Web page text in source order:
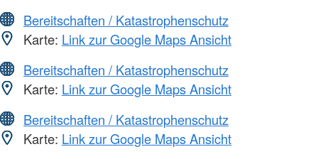
Bereitschaften / Katastrophenschutz
Karte: Link zur Google Maps Ansicht
Bereitschaften / Katastrophenschutz
Karte: Link zur Google Maps Ansicht
Bereitschaften / Katastrophenschutz
Karte: Link zur Google Maps Ansicht